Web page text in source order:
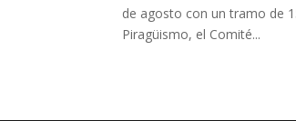
de agosto con un tramo de
Piragüismo, el Comité...